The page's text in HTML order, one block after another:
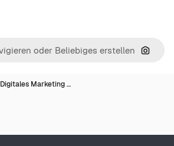
Nach
Digitales Marketing …